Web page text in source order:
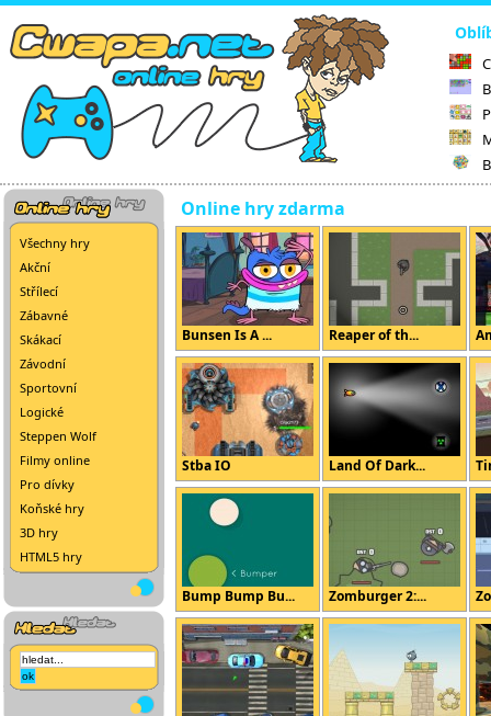
Všechny hry
Akční
Střílecí
Zábavné
Skákací
Závodní
Sportovní
Logické
Steppen Wolf
Filmy online
Pro dívky
Koňské hry
3D hry
HTML5 hry
Online hry zdarma
Bunsen Is A ... Reaper of th...
Stba IO Land Of Dark...
Bump Bump Bu... Zomburger 2:...